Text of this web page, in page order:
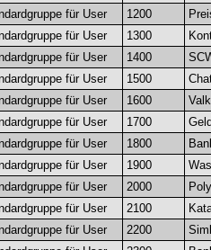
für User
1200
für User
1300
für User
1400
für User
1500
für User
1600
für User
1700
für User
1800
für User
1900
für User
2000
für User
2100
für User
2200